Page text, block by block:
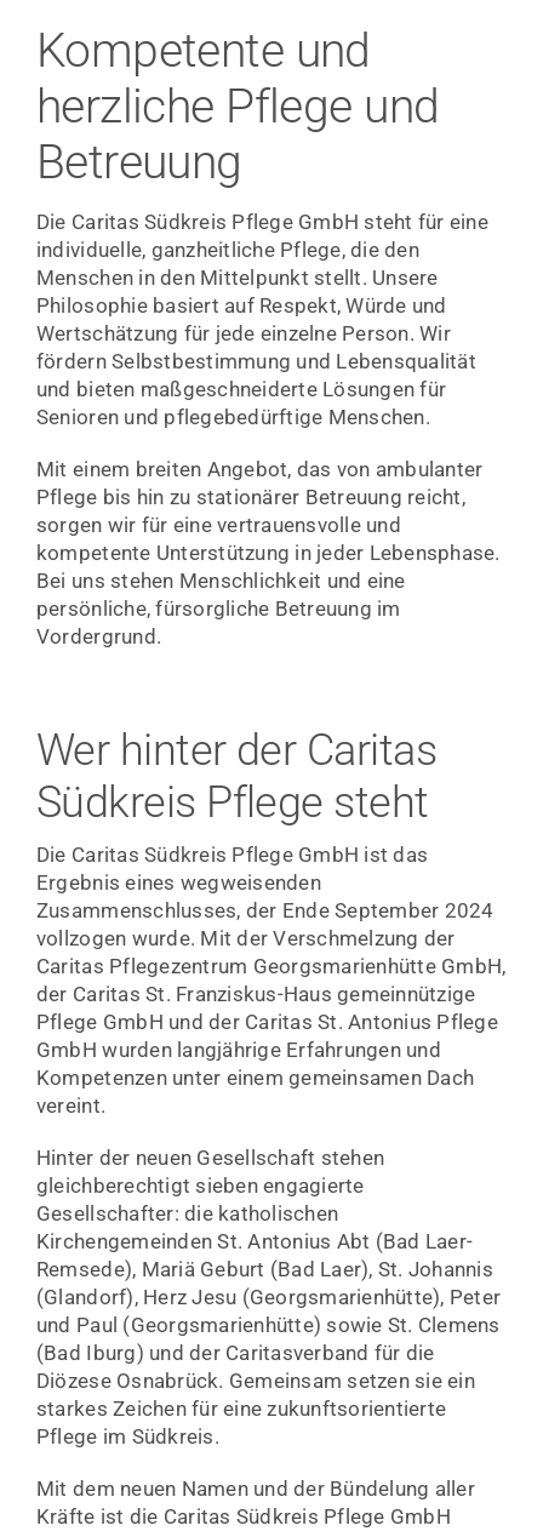
Kompetente und
herzliche Pflege und
Betreuung
Die Caritas Südkreis Pflege GmbH steht für eine
individuelle, ganzheitliche Pflege, die den
Menschen in den Mittelpunkt stellt. Unsere
Philosophie basiert auf Respekt, Würde und
Wertschätzung für jede einzelne Person. Wir
fördern Selbstbestimmung und Lebensqualität
und bieten maßgeschneiderte Lösungen für
Senioren und pflegebedürftige Menschen.
Mit einem breiten Angebot, das von ambulanter
Pflege bis hin zu stationärer Betreuung reicht,
sorgen wir für eine vertrauensvolle und
kompetente Unterstützung in jeder Lebensphase.
Bei uns stehen Menschlichkeit und eine
persönliche, fürsorgliche Betreuung im
Vordergrund.
Wer hinter der Caritas
Südkreis Pflege steht
Die Caritas Südkreis Pflege GmbH ist das
Ergebnis eines wegweisenden
Zusammenschlusses, der Ende September 2024
vollzogen wurde. Mit der Verschmelzung der
Caritas Pflegezentrum Georgsmarienhütte GmbH,
der Caritas St. Franziskus-Haus gemeinnützige
Pflege GmbH und der Caritas St. Antonius Pflege
GmbH wurden langjährige Erfahrungen und
Kompetenzen unter einem gemeinsamen Dach
vereint.
Hinter der neuen Gesellschaft stehen
gleichberechtigt sieben engagierte
Gesellschafter: die katholischen
Kirchengemeinden St. Antonius Abt (Bad Laer-
Remsede), Mariä Geburt (Bad Laer), St. Johannis
(Glandorf), Herz Jesu (Georgsmarienhütte), Peter
und Paul (Georgsmarienhütte) sowie St. Clemens
(Bad Iburg) und der Caritasverband für die
Diözese Osnabrück. Gemeinsam setzen sie ein
starkes Zeichen für eine zukunftsorientierte
Pflege im Südkreis.
Mit dem neuen Namen und der Bündelung aller
Kräfte ist die Caritas Südkreis Pflege GmbH